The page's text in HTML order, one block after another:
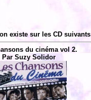
existe sur les CD
du cinéma vol 2.
Par Suzy Solidor